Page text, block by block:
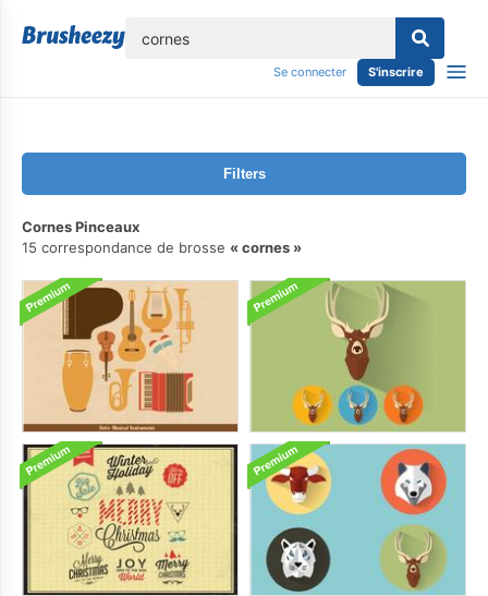
Se connecter S'inscrire
Filters
Cornes Pinceaux
15 correspondance de brosse
cornes